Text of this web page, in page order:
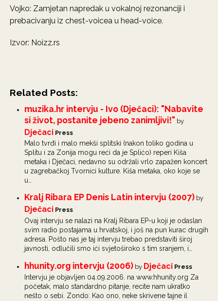
Vojko: Zamjetan napredak u vokalnoj rezonanciji i
prebacivanju iz chest-voicea u head-voice.
Izvor: Noizz.rs
Related Posts:
muzika.hr intervju - Ivo (Dječaci): "Nabavite
si život, postanite jebeno zanimljivi!" by
Dječaci Press
Malo tvrđi i malo mekši splitski (nakon toliko godina u
Splitu i za Zonija mogu reći da je Splićo) reperi Kiša
metaka i Dječaci, nedavno su održali vrlo zapažen koncert
u zagrebačkoj Tvornici kulture. Kiša metaka, oko koje se
u…
Kralj Ribara EP Denis Latin intervju (2007) by
Dječaci Press
Ovaj intervju se nalazi na Kralj Ribara EP-u koji je odaslan
svim radio postajama u hrvatskoj, i još na pun kurac drugih
adresa. Pošto nas je taj intervju trebao predstaviti široj
javnosti, odlučili smo ići svjetoširoko s tim sranjem, i…
hhunity.org intervju (2006) by Dječaci Press
Intervju je objavljen 04.09.2006. na www.hhunity.org Za
početak, malo standardno pitanje, recite nam ukratko
nešto o sebi. Zondo: Kao ono, neke skrivene tajne il